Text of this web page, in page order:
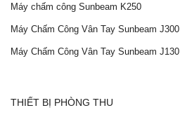
Máy chấm công Sunbeam K250
Máy Chấm Công Vân Tay Sunbeam J300
Máy Chấm Công Vân Tay Sunbeam J130
THIẾT BỊ PHÒNG THU